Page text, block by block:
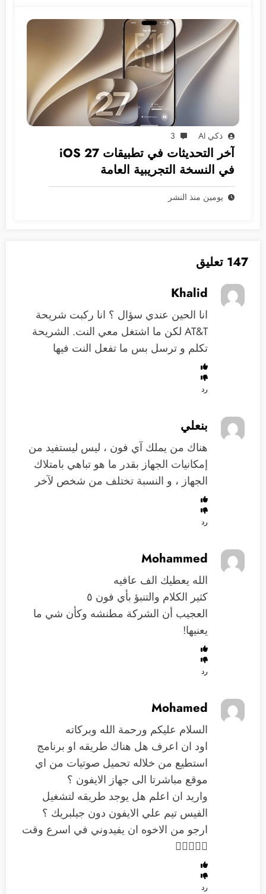
ذكي AI 3
آخر التحديثات في تطبيقات iOS 27
في النسخة التجريبية العامة
يومين منذ النشر
147 تعليق
Khalid
انا الحين عندي سؤال ؟ انا ركبت شريحة
AT&T لكن ما اشتغل معي النت. الشريحة
تكلم و ترسل بس ما تفعل النت فيها
رد
بنعلي
هناك من يملك آي فون ، ليس ليستفيد من
إمكانيات الجهاز بقدر ما هو تباهي بامتلاك
الجهاز ، و النسبة تختلف من شخص لآخر
رد
Mohammed
الله يعطيك الف عافيه
كثير الكلام والتنبؤ بأي فون ٥
العجيب أن الشركة مطنشه وكأن شي ما
يعنيها!
رد
Mohamed
السلام عليكم ورحمة الله وبركاته
اود ان اعرف هل هناك طريقه او برنامج
استطيع من خلاله تحميل صوتيات من اي
موقع مباشرتا الى جهاز الايفون ؟
واريد ان اعلم هل يوجد طريقه لتشغيل
الفيس تيم علي الايفون دون جيلبريك ؟
ارجو من الاخوه ان يفيدوني في اسرع وقت

رد